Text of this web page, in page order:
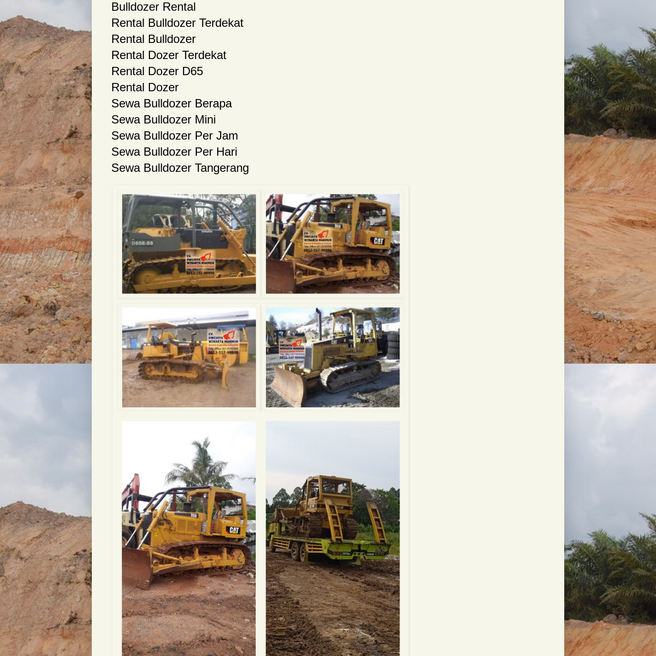
Bulldozer Rental
Rental Bulldozer Terdekat
Rental Bulldozer
Rental Dozer Terdekat
Rental Dozer D65
Rental Dozer
Sewa Bulldozer Berapa
Sewa Bulldozer Mini
Sewa Bulldozer Per Jam
Sewa Bulldozer Per Hari
Sewa Bulldozer Tangerang